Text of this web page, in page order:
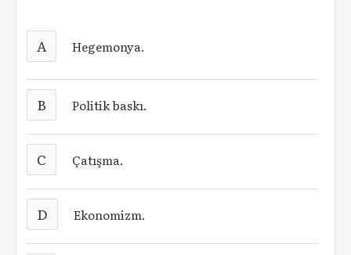
A Hegemonya.
B Politik baskı.
C Çatışma.
D Ekonomizm.